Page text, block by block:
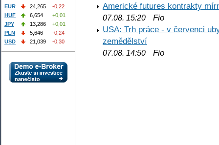
Americké futures kontrakty
07.08. 15:20 Fio
USA: Trh práce - v červenci
zemědělství
07.08. 14:50 Fio
EUR 24,265
-0,22
HUF
6,654
+0,01
JPY
13,286
+0,01
PLN
5,646
-0,24
USD
21,039 -0,30